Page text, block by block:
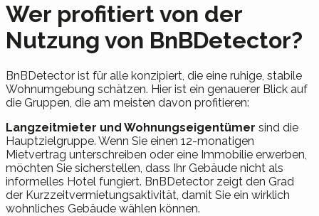
Wer profitiert von der
Nutzung von BnBDetector?
BnBDetector ist für alle konzipiert, die eine ruhige, stabile
Wohnumgebung schätzen. Hier ist ein genauerer Blick auf
die Gruppen, die am meisten davon profitieren:
Langzeitmieter und Wohnungseigentümer sind die
Hauptzielgruppe. Wenn Sie einen 12-monatigen
Mietvertrag unterschreiben oder eine Immobilie erwerben,
möchten Sie sicherstellen, dass Ihr Gebäude nicht als
informelles Hotel fungiert. BnBDetector zeigt den Grad
der Kurzzeitvermietungsaktivität, damit Sie ein wirklich
wohnliches Gebäude wählen können.